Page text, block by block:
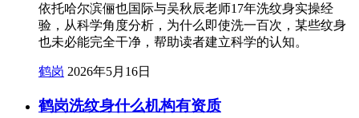
依托哈尔滨俪也国际与吴秋辰老师17年洗纹身实操经
验，从科学角度分析，为什么即使洗一百次，某些纹身
也未必能完全干净，帮助读者建立科学的认知。
鹤岗 2026年5月16日
鹤岗洗纹身什么机构有资质